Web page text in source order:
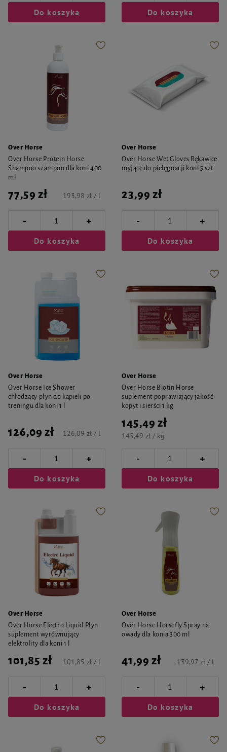
Do koszyka Do koszyka
Over Horse
Over Horse Protein Horse
Shampoo szampon dla koni 400
ml
77,59 zł 193,98 zł / l
- +
Do koszyka
Over Horse
Over Horse Wet Gloves Rękawice
myjące do pielęgnacji koni 5 szt.
23,99 zł
- +
Do koszyka
Over Horse
Over Horse Ice Shower
chłodzący płyn do kąpieli po
treningu dla koni 1 l
126,09 zł 126,09 zł / l
- +
Do koszyka
Over Horse
Over Horse Biotin Horse
suplement poprawiający jakość
kopyt i sierści 1 kg
145,49 zł
145,49 zł / kg
- +
Do koszyka
Over Horse
Over Horse Electro Liquid Płyn
suplement wyrównujący
elektrolity dla koni 1 l
101,85 zł 101,85 zł / l
- +
Do koszyka
Over Horse
Over Horse Horsefly Spray na
owady dla konia 300 ml
41,99 zł 139,97 zł / l
- +
Do koszyka